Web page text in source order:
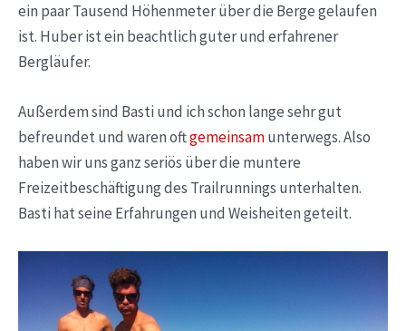
ein paar Tausend Höhenmeter über die Berge gelaufen
ist. Huber ist ein beachtlich guter und erfahrener
Bergläufer.
Außerdem sind Basti und ich schon lange sehr gut
befreundet und waren oftgemeinsamunterwegs. Also
haben wir uns ganz seriös über die muntere
Freizeitbeschäftigung des Trailrunnings unterhalten.
Basti hat seine Erfahrungen und Weisheiten geteilt.